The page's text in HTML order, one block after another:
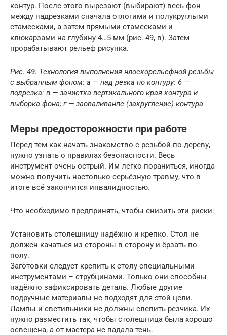
контур. После этого вырезают (выбирают) весь фон
между надрезками сначала отлогими и полукруглыми
стамесками, а затем прямыми стамесками и
клюкарзами на глубину 4…5 мм (рис. 49, в). Затем
прорабатывают рельеф рисунка.
Рис. 49. Технология выполнения нлоскорельефной резьбы
с выбранным фоном: а — над резка но контуру: 6 —
подрезка: в — зачистка вертикального края контура и
выборка фона; г — заоваливанпе (закругление) контура
Меры предосторожности при работе
Перед тем как начать знакомство с резьбой по дереву,
нужно узнать о правилах безопасности. Весь
инструмент очень острый. Им легко пораниться, иногда
можно получить настолько серьёзную травму, что в
итоге всё закончится инвалидностью.
Что необходимо предпринять, чтобы снизить эти риски:
Установить столешницу надёжно и крепко. Стол не
должен качаться из стороны в сторону и ёрзать по
полу.
Заготовки следует крепить к столу специальными
инструментами – струбцинами. Только они способны
надёжно зафиксировать деталь. Любые другие
подручные материалы не подходят для этой цели.
Лампы и светильники не должны слепить резчика. Их
нужно разместить так, чтобы столешница была хорошо
освещена, а от мастера не падала тень.